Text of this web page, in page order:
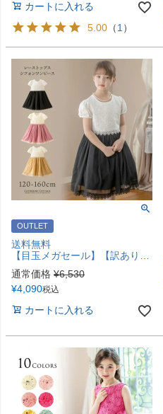
カートに入れる
5.00 （1 ）
OUTLET
送料無料
【目玉メガセール】【訳ありアウトレット】レーストップスシフォンワンピースTAK
通常価格 ¥6,530
¥4,090税込
カートに入れる